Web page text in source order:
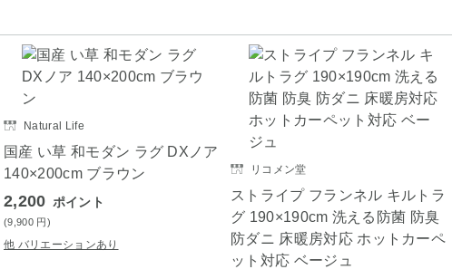
Natural Life
国産 い草 和モダン ラグ DXノア
140×200cm ブラウン
2,200 ポイント
(9,900 円)
他 バリエーションあり
リコメン堂
ストライプ フランネル キルトラ
グ 190×190cm 洗える防菌 防臭
防ダニ 床暖房対応 ホットカーペ
ット対応 ベージュ